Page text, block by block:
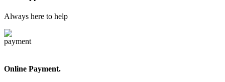
Always here to help
Online Payment.